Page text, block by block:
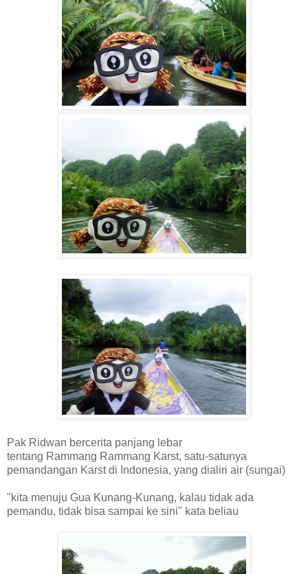
Pak Ridwan bercerita panjang lebar
tentang Rammang Rammang Karst, satu-satunya
pemandangan Karst di Indonesia, yang dialiri air (sungai)
"kita menuju Gua Kunang-Kunang, kalau tidak ada
pemandu, tidak bisa sampai ke sini" kata beliau